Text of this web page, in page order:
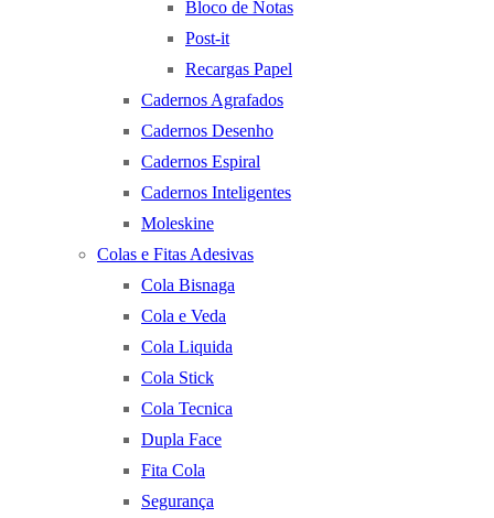
Bloco de Notas
Post-it
Recargas Papel
Cadernos Agrafados
Cadernos Desenho
Cadernos Espiral
Cadernos Inteligentes
Moleskine
Colas e Fitas Adesivas
Cola Bisnaga
Cola e Veda
Cola Liquida
Cola Stick
Cola Tecnica
Dupla Face
Fita Cola
Segurança